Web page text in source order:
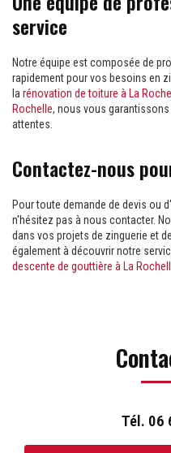
service
Notre équipe est composée de
rapidement pour vos besoins en
larénovation de toiture à La
Rochelle, nous vous
attentes.
Contactez-nous
Pour toute demande de devis ou
n'hésitez pas à nous contacter.
dans vos projets de zinguerie et
également à découvrir notre
descente de gouttière à La
Tél. 06